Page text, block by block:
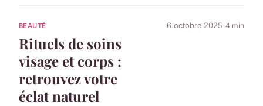
BEAUTÉ
Rituels de soins
visage et corps :
retrouvez votre
éclat naturel
6 octobre 2025 4 min